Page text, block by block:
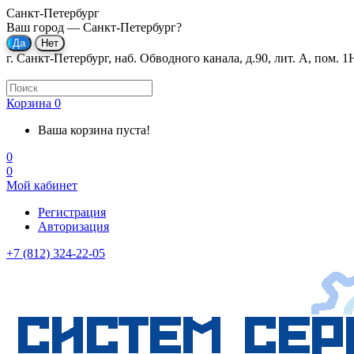
Санкт-Петербург
Ваш город — Санкт-Петербург?
г. Санкт-Петербург, наб. Обводного канала, д.90, лит. А, пом.
Корзина 0
Ваша корзина пуста!
0
0
Мой кабинет
Регистрация
Авторизация
+7 (812) 324-22-05